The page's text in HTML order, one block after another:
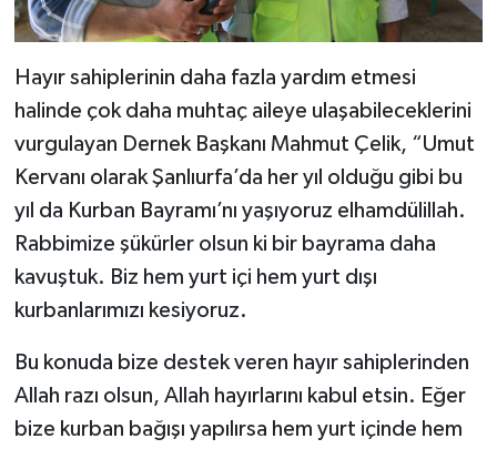
Hayır sahiplerinin daha fazla yardım etmesi
halinde çok daha muhtaç aileye ulaşabileceklerini
vurgulayan Dernek Başkanı Mahmut Çelik, “Umut
Kervanı olarak Şanlıurfa’da her yıl olduğu gibi bu
yıl da Kurban Bayramı’nı yaşıyoruz elhamdülillah.
Rabbimize şükürler olsun ki bir bayrama daha
kavuştuk. Biz hem yurt içi hem yurt dışı
kurbanlarımızı kesiyoruz.
Bu konuda bize destek veren hayır sahiplerinden
Allah razı olsun, Allah hayırlarını kabul etsin. Eğer
bize kurban bağışı yapılırsa hem yurt içinde hem